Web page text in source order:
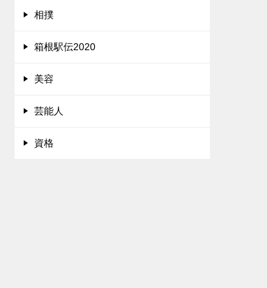
相撲
箱根駅伝2020
美容
芸能人
資格